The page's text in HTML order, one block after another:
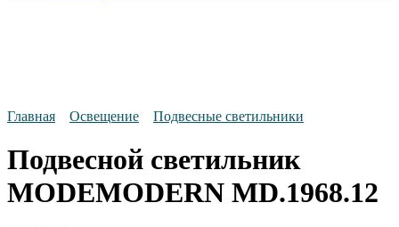
Главная Освещение Подвесные светильники
Подвесной светильник
MODEMODERN MD.1968.12